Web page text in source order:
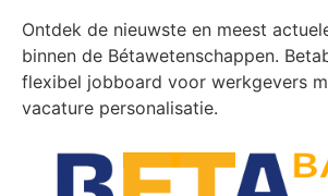
Ontdek de nieuwste en meest
binnen de Bétawetenschappen.
flexibel jobboard voor werkgevers
vacature personalisatie.